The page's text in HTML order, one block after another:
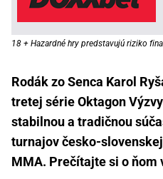
18 + Hazardné hry predstavujú riziko
Rodák zo Senca Karol
tretej série Oktagon
stabilnou a tradičnou
turnajov česko-
MMA. Prečítajte si o ňom